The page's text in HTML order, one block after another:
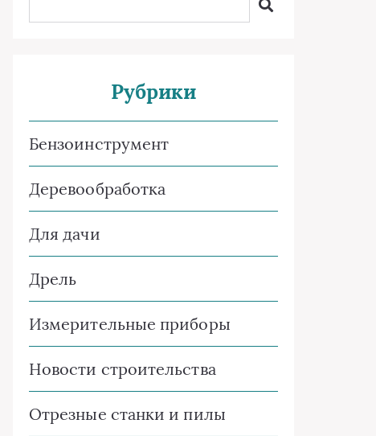
Рубрики
Бензоинструмент
Деревообработка
Для дачи
Дрель
Измерительные приборы
Новости строительства
Отрезные станки и пилы